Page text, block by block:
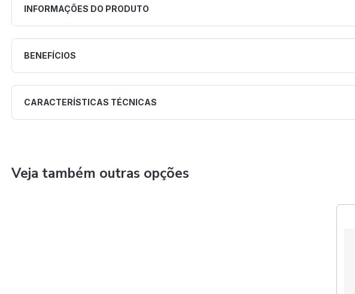
INFORMAÇÕES DO PRODUTO
BENEFÍCIOS
CARACTERÍSTICAS TÉCNICAS
Veja também outras opções